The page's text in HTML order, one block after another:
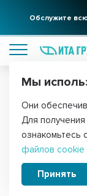
Обслужите
Главная
Комплект
Garanterm,
М4, нерж.
Мы
Они
Для
ознакомьтесь
файлов cookie
Принять